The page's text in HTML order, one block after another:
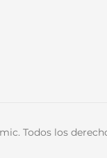
Todos los